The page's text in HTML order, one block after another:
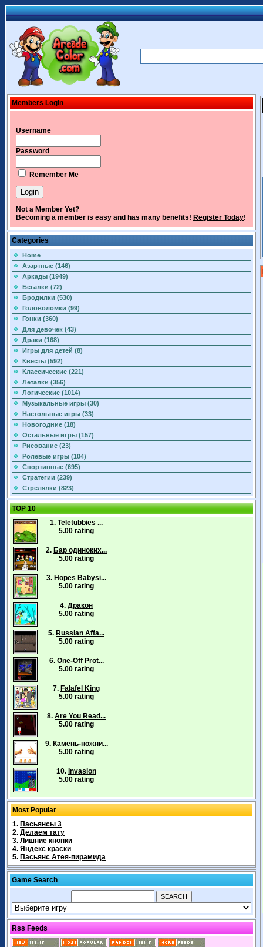
Members Login
Username
Password
Remember Me
Not a Member Yet?
Becoming a member is easy and has many benefits! Register Today!
Categories
Home
Азартные (146)
Аркады (1949)
Бегалки (72)
Бродилки (530)
Головоломки (99)
Гонки (360)
Для девочек (43)
Драки (168)
Игры для детей (8)
Квесты (592)
Классические (221)
Леталки (356)
Логические (1014)
Музыкальные игры (30)
Настольные игры (33)
Новогодние (18)
Остальные игры (157)
Рисование (23)
Ролевые игры (104)
Спортивные (695)
Стратегии (239)
Стрелялки (823)
TOP 10
1. Teletubbies ...
5.00 rating
2. Бар одиноких...
5.00 rating
3. Hopes Babysi...
5.00 rating
4. Дракон
5.00 rating
5. Russian Affa...
5.00 rating
6. One-Off Prot...
5.00 rating
7. Falafel King
5.00 rating
8. Are You Read...
5.00 rating
9. Камень-ножни...
5.00 rating
10. Invasion
5.00 rating
Most Popular
1. Пасьянсы 3
2. Делаем тату
3. Лишние кнопки
4. Яндекс краски
5. Пасьянс Атея-пирамида
Game Search
Rss Feeds